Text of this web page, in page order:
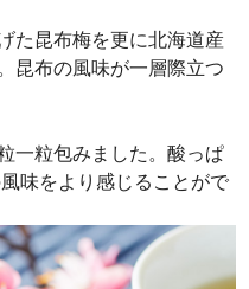
た昆布梅を更に北海道産
昆布の風味が一層際立つ
一粒包みました。酸っぱ
味をより感じることがで